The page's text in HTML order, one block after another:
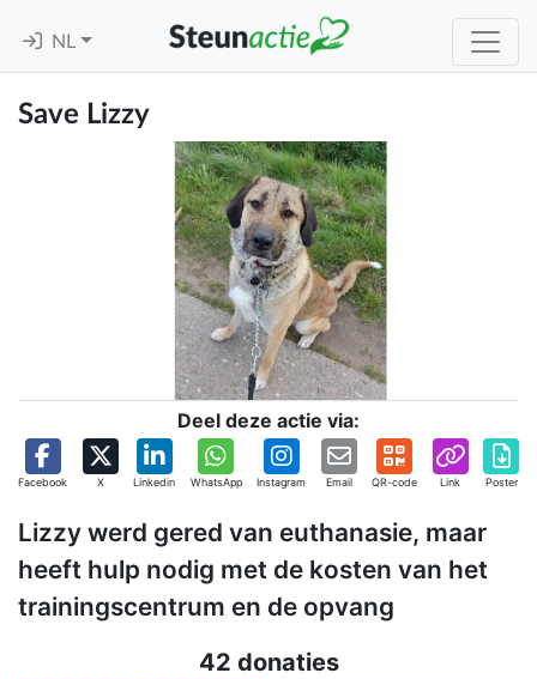
NL
Save Lizzy
Deel deze actie via:
Facebook X Linkedin WhatsApp Instagram Email QR-code Link Poster
Lizzy werd gered van euthanasie, maar
heeft hulp nodig met de kosten van het
trainingscentrum en de opvang
42 donaties